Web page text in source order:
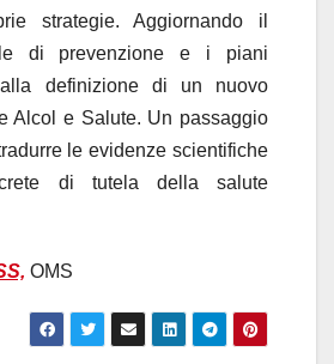
strategie. Aggiornando il
di prevenzione e i piani
definizione di un nuovo
Alcol e Salute. Un passaggio
le evidenze scientifiche
di tutela della salute
OMS